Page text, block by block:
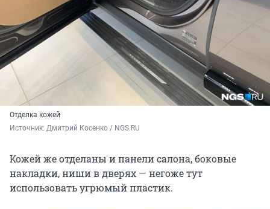
Отделка кожей
Источник: Дмитрий Косенко / NGS.RU
Кожей же отделаны и панели салона, боковые
накладки, ниши в дверях — негоже тут
использовать угрюмый пластик.